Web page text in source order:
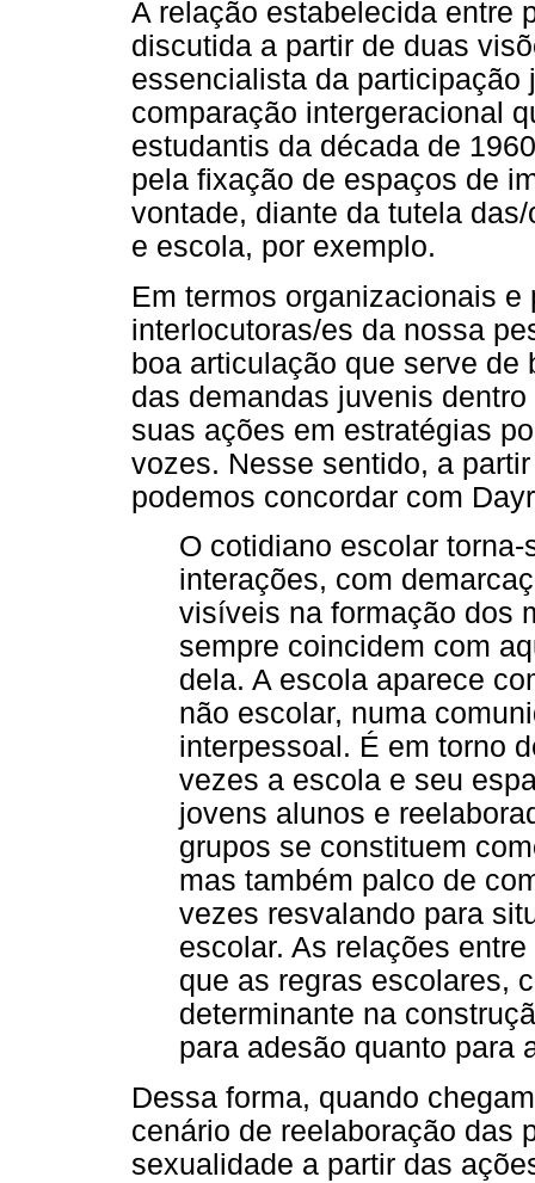
A relação estabelecida entre
discutida a partir de duas
essencialista da
comparação intergeracional
estudantis da década de
pela fixação de espaços de
vontade, diante da tutela
e escola, por exemplo.
Em termos organizacionais
interlocutoras/es da nossa
boa articulação que serve de
das demandas juvenis
suas ações em estratégias
vozes. Nesse sentido, a
podemos concordar com
O cotidiano escolar
interações, com
visíveis na formação dos
sempre coincidem com
dela. A escola aparece
não escolar, numa
interpessoal. É em torno
vezes a escola e seu
jovens alunos e
grupos se constituem
mas também palco de
vezes resvalando para
escolar. As relações
que as regras escolares,
determinante na
para adesão quanto para
Dessa forma, quando
cenário de reelaboração das
sexualidade a partir das